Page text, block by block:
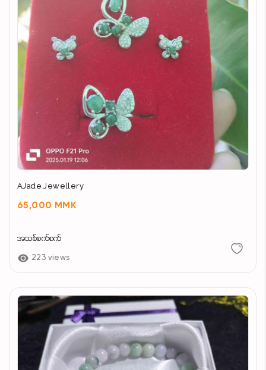
AJade Jewellery
65,000 MMK
အသစ်စက်စက်
223 views